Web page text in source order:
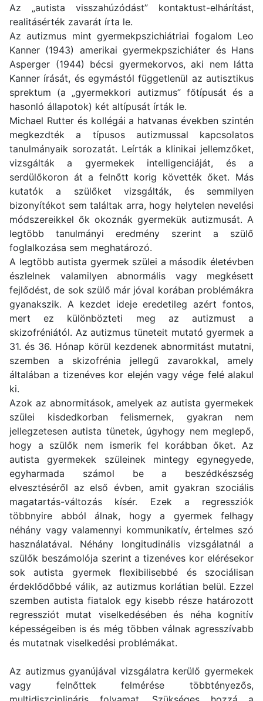
Az „autista visszahúzódást” kontaktust-elhárítást,
realitásérték zavarát írta le.
Az autizmus mint gyermekpszichiátriai fogalom Leo
Kanner (1943) amerikai gyermekpszichiáter és Hans
Asperger (1944) bécsi gyermekorvos, aki nem látta
Kanner írását, és egymástól függetlenül az autisztikus
sprektum (a „gyermekkori autizmus” főtípusát és a
hasonló állapotok) két altípusát írták le.
Michael Rutter és kollégái a hatvanas években szintén
megkezdték a típusos autizmussal kapcsolatos
tanulmányaik sorozatát. Leírták a klinikai jellemzőket,
vizsgálták a gyermekek intelligenciáját, és a
serdülőkoron át a felnőtt korig követték őket. Más
kutatók a szülőket vizsgálták, és semmilyen
bizonyítékot sem találtak arra, hogy helytelen nevelési
módszereikkel ők okoznák gyermekük autizmusát. A
legtöbb tanulmányi eredmény szerint a szülő
foglalkozása sem meghatározó.
A legtöbb autista gyermek szülei a második életévben
észlelnek valamilyen abnormális vagy megkésett
fejlődést, de sok szülő már jóval korában problémákra
gyanakszik. A kezdet ideje eredetileg azért fontos,
mert ez különbözteti meg az autizmust a
skizofréniától. Az autizmus tüneteit mutató gyermek a
31. és 36. Hónap körül kezdenek abnormitást mutatni,
szemben a skizofrénia jellegű zavarokkal, amely
általában a tizenéves kor elején vagy vége felé alakul
ki.
Azok az abnormitások, amelyek az autista gyermekek
szülei kisdedkorban felismernek, gyakran nem
jellegzetesen autista tünetek, úgyhogy nem meglepő,
hogy a szülők nem ismerik fel korábban őket. Az
autista gyermekek szüleinek mintegy egynegyede,
egyharmada számol be a beszédkészség
elvesztéséről az első évben, amit gyakran szociális
magatartás-változás kísér. Ezek a regressziók
többnyire abból álnak, hogy a gyermek felhagy
néhány vagy valamennyi kommunikatív, értelmes szó
használatával. Néhány longitudinális vizsgálatnál a
szülők beszámolója szerint a tizenéves kor elérésekor
sok autista gyermek flexibilisebbé és szociálisan
érdeklődőbbé válik, az autizmus korlátian belül. Ezzel
szemben autista fiatalok egy kisebb része határozott
regressziót mutat viselkedésében és néha kognitív
képességeiben is és még többen válnak agresszívabb
és mutatnak viselkedési problémákat.
Az autizmus gyanújával vizsgálatra kerülő gyermekek
vagy felnőttek felmérése többtényezős,